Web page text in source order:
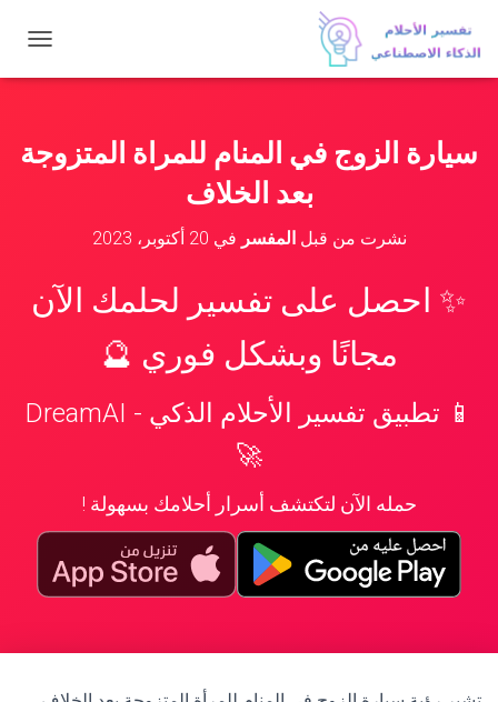
ب
ا
سيارة الزوج في المنام للمراة المتزوجة
بعد الخلاف
نشرت من قبلالمفسر في 20 أكتوبر، 2023
✨ احصل على تفسير لحلمك الآن
مجانًا وبشكل فوري 🔮
📱 تطبيق تفسير الأحلام الذكي - DreamAI
🚀
حمله الآن لتكتشف أسرار أحلامك بسهولة !